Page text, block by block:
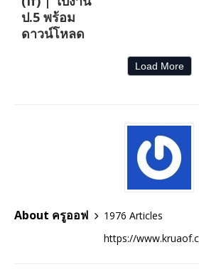
ป.5 พร้อม
ดาวน์โหลด
Load More
About ครูออฟ
1976 Articles
https://